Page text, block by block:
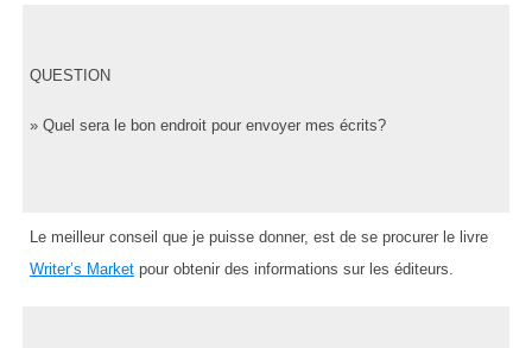
QUESTION
» Quel sera le bon endroit pour envoyer mes écrits?
Le meilleur conseil que je puisse donner, est de se procurer le livre
Writer’s Marketpour obtenir des informations sur les éditeurs.